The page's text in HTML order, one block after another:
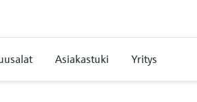
Asiakastuki Yritys